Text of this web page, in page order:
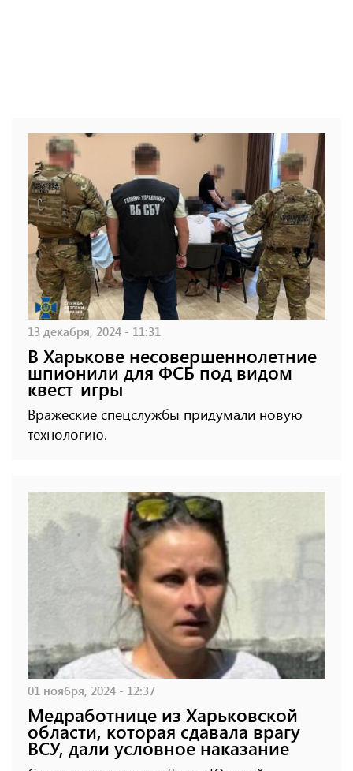
13 декабря, 2024 - 11:31
В Харькове несовершеннолетние
шпионили для ФСБ под видом
квест-игры
Вражеские спецслужбы придумали новую
технологию.
01 ноября, 2024 - 12:37
Медработнице из Харьковской
области, которая сдавала врагу
ВСУ, дали условное наказание